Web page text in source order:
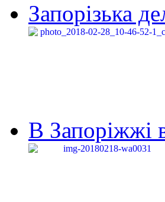
Запорізька
В Запоріжжі